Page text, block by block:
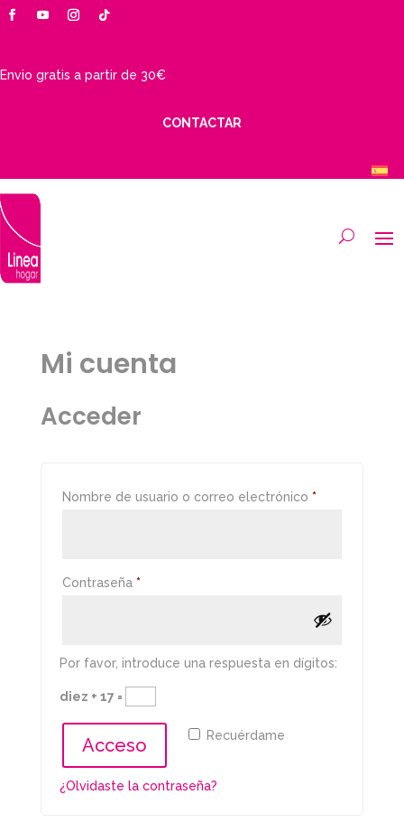
Envio gratis a partir de 30€
CONTACTAR
Mi cuenta
Acceder
Nombre de usuario o correo electrónico *Obligatorio
Contraseña *Obligatorio
Por favor, introduce una respuesta en dígitos:
diez + 17 =
Recuérdame
Acceso
¿Olvidaste la contraseña?